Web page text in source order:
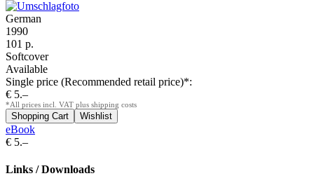
German
1990
101 p.
Softcover
Available
Single price (Recommended retail price)*:
€ 5.–
*All prices incl. VAT plus shipping costs
eBook
€ 5.–
Links / Downloads